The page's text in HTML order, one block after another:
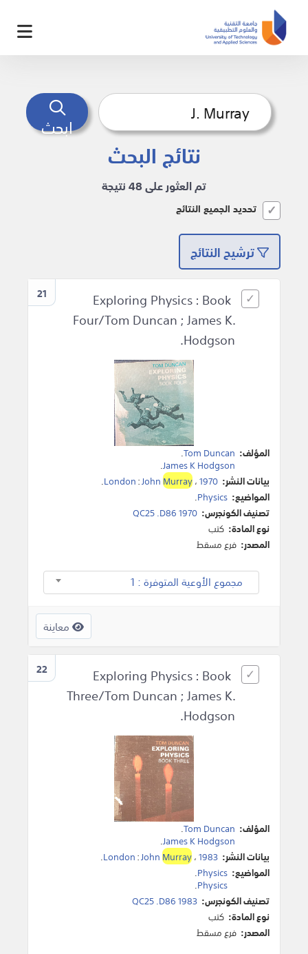
ابحث
نتائج البحث
تم العثور على 48 نتيجة
تحديد الجميع النتائج
ترشيح النتائج
21
Exploring Physics : Book
Four/Tom Duncan ; James K.
Hodgson.
المؤلف: Tom Duncan
.
James K Hodgson
.
بيانات النشر:
London:JohnMurray،1970
.
المواضيع: Physics
.
تصنيف الكونجرس: QC25 .D86 1970
نوع المادة: كتب
المصدر: فرع مسقط
مجموع الأوعية المتوفرة : 1
معاينة
22
Exploring Physics : Book
Three/Tom Duncan ; James K.
Hodgson.
المؤلف: Tom Duncan
.
James K Hodgson
.
بيانات النشر:
London:JohnMurray،1983
.
المواضيع: Physics
.
Physics
.
تصنيف الكونجرس: QC25 .D86 1983
نوع المادة: كتب
المصدر: فرع مسقط